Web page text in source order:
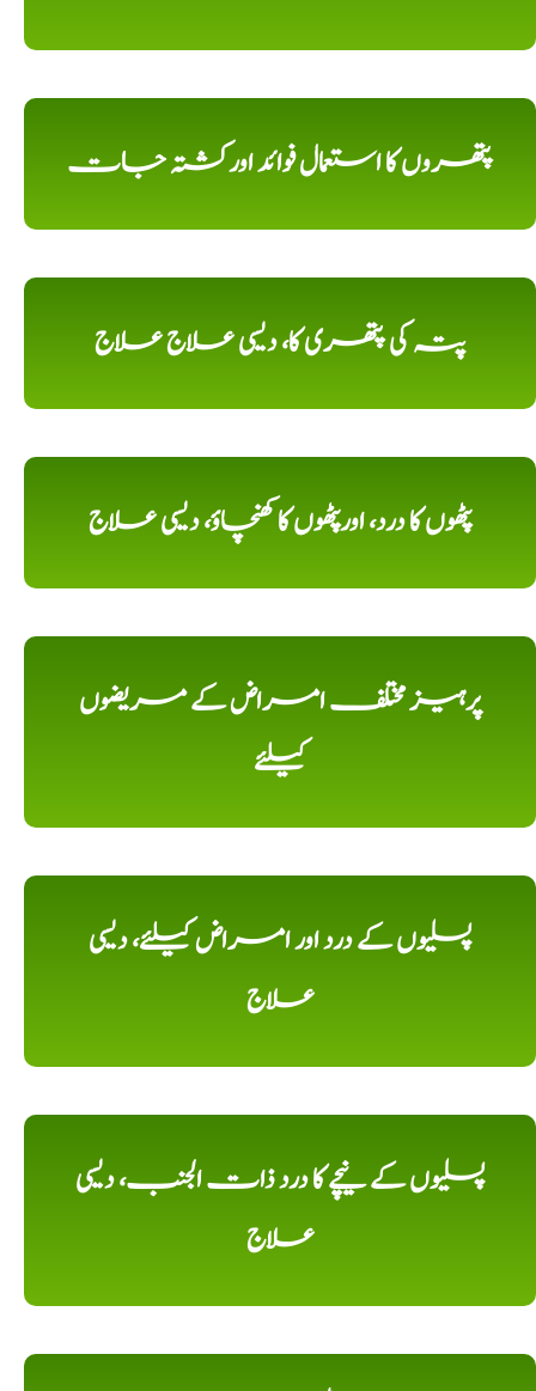
پتھروں کا استعمال فوائد اورکشتہ جات
پتہ کی پتھری کا، دیسی علاج علاج
پٹھوں کا درد، اورپٹھوں کا کھنچاؤ، دیسی علاج
پرہیز مختلف امراض کے مریضوں
کیلئے
پسلیوں کے درد اور امراض کیلئے، دیسی
علاج
پسلیوں کے نیچے کا درد ذات الجنب، دیسی
علاج